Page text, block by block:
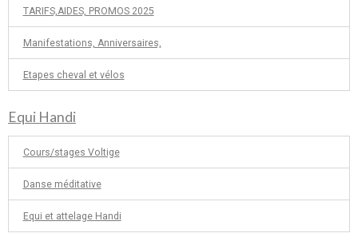
TARIFS,AIDES, PROMOS 2025
Manifestations, Anniversaires,
Etapes cheval et vélos
Equi Handi
Cours/stages Voltige
Danse méditative
Equi et attelage Handi